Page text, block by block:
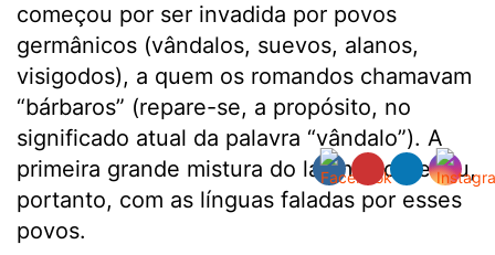
começou por ser invadida por povos
germânicos (vândalos, suevos, alanos,
visigodos), a quem os romandos chamavam
“bárbaros” (repare-se, a propósito, no
significado atual da palavra “vândalo”). A
primeira grande mistura do latim aconteceu,
portanto, com as línguas faladas por esses
povos.